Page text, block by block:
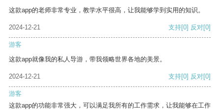
这款app的老师非常专业，教学水平很高，让我能够学到实用的知识。
2024-12-21 支持[0] 反对[0]
游客
这款app就像我的私人导游，带我领略世界各地的美景。
2024-12-21 支持[0] 反对[0]
游客
这款app的功能非常强大，可以满足我所有的工作需求，让我能够在工作